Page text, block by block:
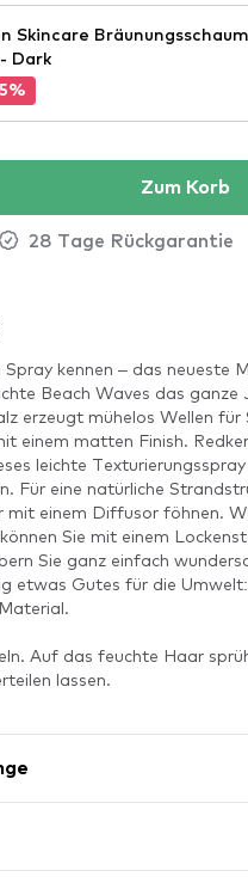
Skincare
Dark
Zum Korb
28 Tage Rückgarantie
Spray kennen – das neueste
Beach Waves das ganze
erzeugt mühelos Wellen für
einem matten Finish.
leichte
Für eine natürliche
mit einem Diffusor föhnen.
Sie mit einem
Sie ganz einfach
etwas Gutes für die
Auf das feuchte Haar
lassen.